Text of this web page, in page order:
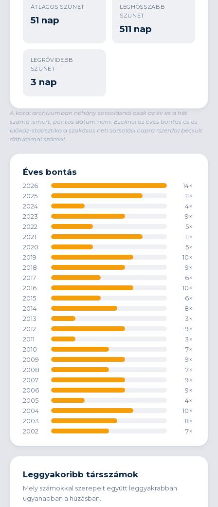
ÁTLAGOS SZÜNET
51 nap
LEGHOSSZABB
SZÜNET
511 nap
LEGRÖVIDEBB
SZÜNET
3 nap
A korai archívumban néhány sorsolásnál csak az év és a hét
száma ismert, pontos dátum nem. Ezeknél az éves bontás és az
időköz-statisztika a szokásos heti sorsolási napra (szerda) becsült
dátummal számol.
Éves bontás
2026
14×
2025
11×
2024
4×
2023
9×
2022
5×
2021
11×
2020
5×
2019
10×
2018
9×
2017
6×
2016
10×
2015
6×
2014
8×
2013
3×
2012
9×
2011
3×
2010
7×
2009
9×
2008
7×
2007
9×
2006
9×
2005
4×
2004
10×
2003
8×
2002
7×
1998
1996
1995
Leggyakoribb társszámok
Mely számokkal szerepelt együtt leggyakrabban
ugyanabban a húzásban.